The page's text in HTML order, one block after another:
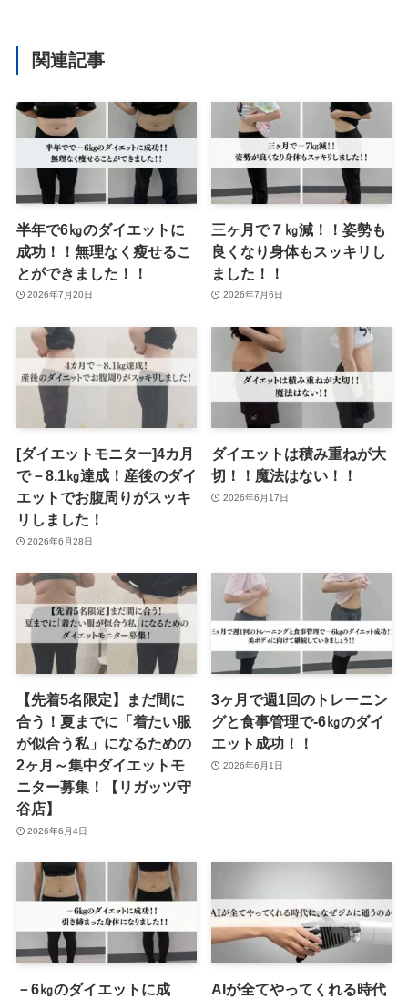
関連記事
半年で6㎏のダイエットに
成功！！無理なく瘦せるこ
とができました！！
2026年7月20日
三ヶ月で７㎏減！！姿勢も
良くなり身体もスッキリし
ました！！
2026年7月6日
[ダイエットモニター]4カ月
で－8.1㎏達成！産後のダイ
エットでお腹周りがスッキ
リしました！
2026年6月28日
ダイエットは積み重ねが大
切！！魔法はない！！
2026年6月17日
【先着5名限定】まだ間に
合う！夏までに「着たい服
が似合う私」になるための
2ヶ月～集中ダイエットモ
ニター募集！【リガッツ守
谷店】
2026年6月4日
3ヶ月で週1回のトレーニン
グと食事管理で-6㎏のダイ
エット成功！！
2026年6月1日
－6㎏のダイエットに成
AIが全てやってくれる時代